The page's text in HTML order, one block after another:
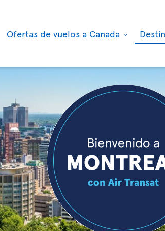
Ofertas de vuelos a Canada